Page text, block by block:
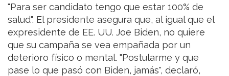
"Para ser candidato tengo que estar 100% de
salud". El presidente asegura que, al igual que el
expresidente de EE. UU. Joe Biden, no quiere
que su campaña se vea empañada por un
deterioro físico o mental. "Postularme y que
pase lo que pasó con Biden, jamás", declaró,